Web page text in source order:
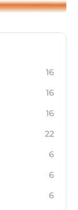
16
16
16
22
6
6
6